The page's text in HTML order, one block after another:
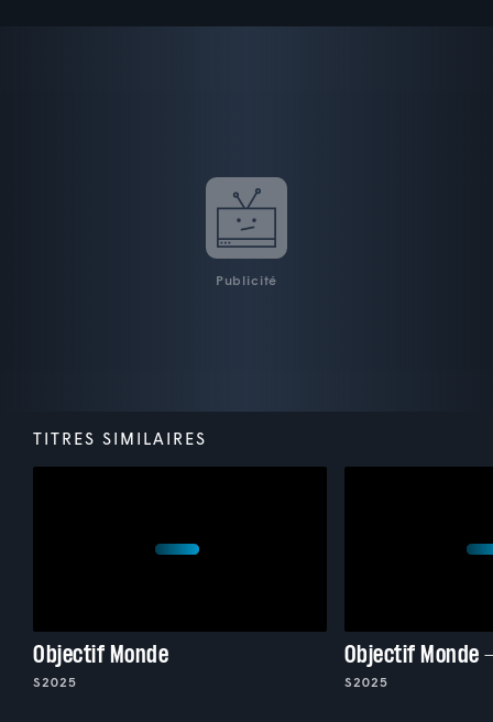
Publicité
TITRES SIMILAIRES
Objectif Monde
S2025
Objectif Monde
S2025